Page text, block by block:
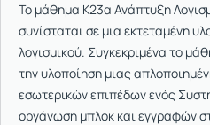
Το μάθημα Κ23α Ανάπτυξη
συνίσταται σε μια εκτεταμένη
λογισμικού. Συγκεκριμένα το
την υλοποίηση μιας
εσωτερικών επιπέδων ενός
οργάνωση μπλοκ και εγγραφών